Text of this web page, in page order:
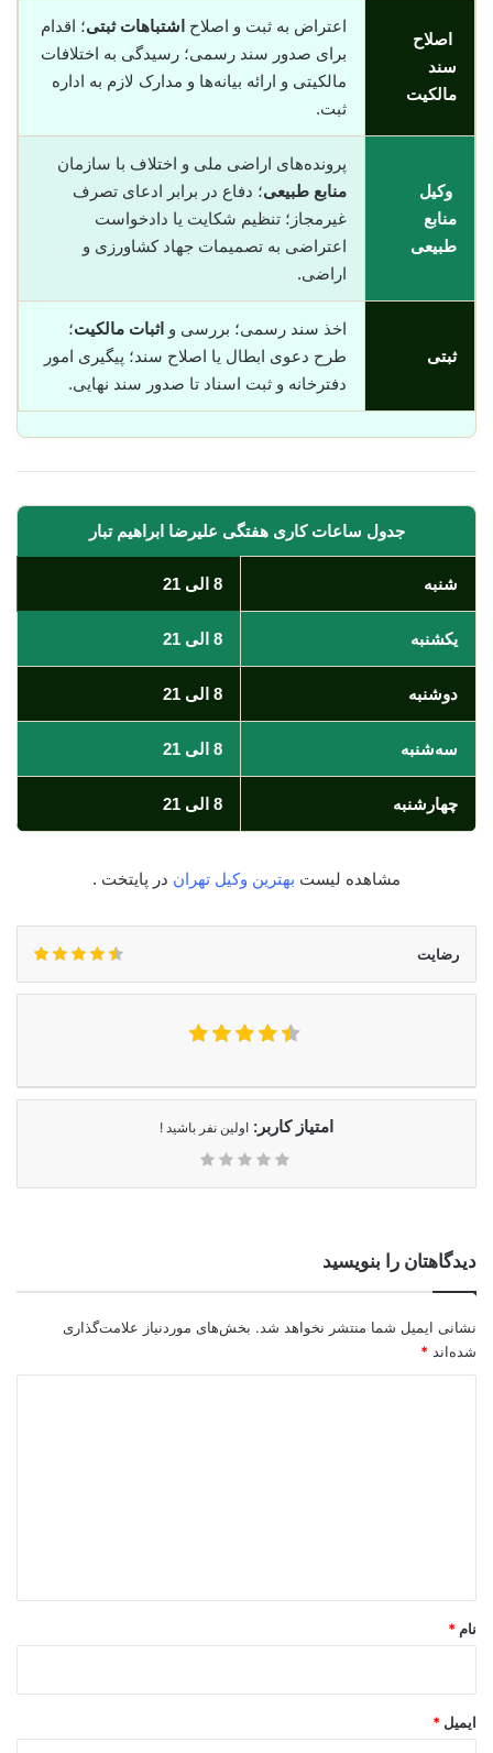
اصلاح
سند
مالکیت
اعتراض به ثبت و اصلاح اشتباهات ثبتی؛ اقدام
برای صدور سند رسمی؛ رسیدگی به اختلافات
مالکیتی و ارائه بیانه‌ها و مدارک لازم به اداره
ثبت.
وکیل
منابع
طبیعی
پرونده‌های اراضی ملی و اختلاف با سازمان
منابع طبیعی؛ دفاع در برابر ادعای تصرف
غیرمجاز؛ تنظیم شکایت یا دادخواست
اعتراضی به تصمیمات جهاد کشاورزی و
اراضی.
ثبتی
اخذ سند رسمی؛ بررسی و اثبات مالکیت؛
طرح دعوی ابطال یا اصلاح سند؛ پیگیری امور
دفترخانه و ثبت اسناد تا صدور سند نهایی.
جدول ساعات کاری هفتگی علیرضا ابراهیم تبار
شنبه 8 الی 21
یکشنبه 8 الی 21
دوشنبه 8 الی 21
سه‌شنبه 8 الی 21
چهارشنبه 8 الی 21
مشاهده لیست بهترین وکیل تهران در پایتخت .
رضایت
امتیاز کاربر: اولین نفر باشید !
دیدگاهتان را بنویسید
نشانی ایمیل شما منتشر نخواهد شد. بخش‌های موردنیاز علامت‌گذاری
شده‌اند *
نام *
ایمیل *